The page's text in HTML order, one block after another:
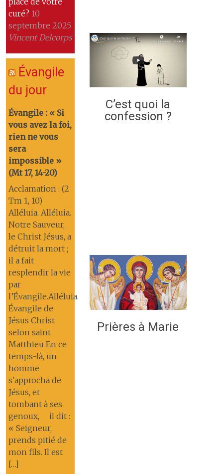
curé? 10
septembre 2025
Vincent Delcorps
Évangile
du jour
Évangile : « Si
vous avez la foi,
rien ne vous
sera
impossible »
(Mt 17, 14-20)
Acclamation : (2
Tm 1, 10)
Alléluia. Alléluia.
Notre Sauveur,
le Christ Jésus, a
détruit la mort ;
il a fait
resplendir la vie
par
l’Évangile.Alléluia.
Évangile de
Jésus Christ
selon saint
Matthieu En ce
temps-là, un
homme
s'approcha de
Jésus, et
tombant à ses
genoux, il dit :
« Seigneur,
prends pitié de
mon fils. Il est
[…]
C’est quoi la
confession ?
Prières à Marie